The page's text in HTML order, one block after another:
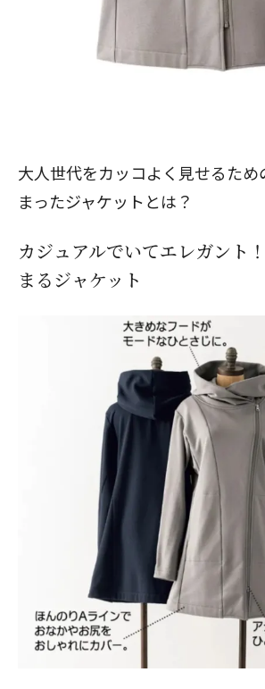
大人世代をカッコよく見せるため
まったジャケットとは？
カジュアルでいてエレガント
まるジャケット
閉じる